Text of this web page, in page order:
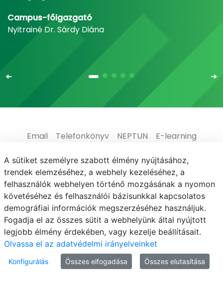
Campus-főigazgató
Nyitrainé Dr. Sárdy Diána
Email Telefonkönyv NEPTUN
E-learning
Médiaközpont
Informatikai Igazgatóság
Adatvédelem
© MATE 2021
A sütiket személyre szabott élmény nyújtásához,
trendek elemzéséhez, a webhely kezeléséhez, a
felhasználók webhelyen történő mozgásának a nyomon
követéséhez és felhasználói bázisunkkal kapcsolatos
demográfiai információk megszerzéséhez használjuk.
Fogadja el az összes sütit a webhelyünk által nyújtott
legjobb élmény érdekében, vagy kezelje beállításait.
Olvassa el az adatvédelmi irányelveinket
Konfigurálás Összes elfogadása Összes elutasítása